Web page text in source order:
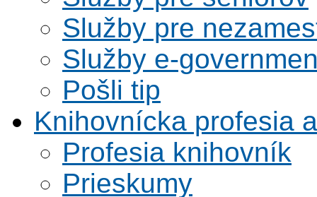
Služby pre
Služby e-
Pošli tip
Knihovnícka profesia
Profesia knihovník
Prieskumy